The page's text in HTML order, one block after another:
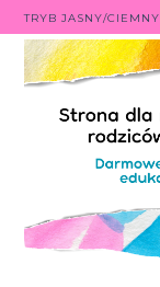
TRYB JASNY/CIEMNY